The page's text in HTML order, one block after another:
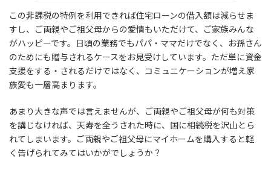
この非課税の特例を利用できれば住宅ローンの借入額は減らせま
すし、ご両親やご祖父母からの愛情もいただけて、ご家族みんな
がハッピーです。日頃の業務でもパパ・ママだけでなく、お孫さん
のためにも贈与されるケースをお見受けしています。ただ単に資金
支援をする・されるだけではなく、コミュニケーションが増え家
族愛も一層高まります。
あまり大きな声では言えませんが、ご両親やご祖父母が何も対策
を講じなければ、天寿を全うされた時に、国に相続税を沢山とら
れてしまいます。ご両親やご祖父母にマイホームを購入すると軽
く告げられてみてはいかがでしょうか？